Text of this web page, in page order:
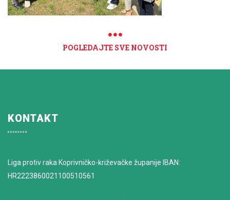
POGLEDAJTE SVE NOVOSTI
KONTAKT
Liga protiv raka Koprivničko-križevačke županije IBAN:
HR2223860021100510561